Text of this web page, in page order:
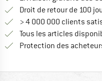
Droit de retour de 100
> 4 000 000 clients
Tous les articles
Protection des